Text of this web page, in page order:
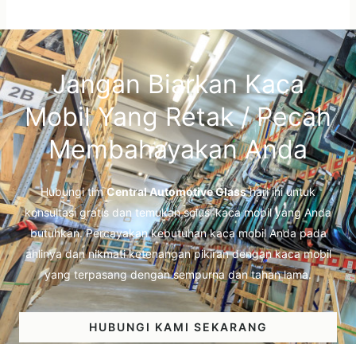
Jangan Biarkan Kaca
Mobil Yang Retak / Pecah
Membahayakan Anda
Hubungi timCentral Automotive Glasshari ini untuk
konsultasi gratis dan temukan solusi kaca mobil yang Anda
butuhkan. Percayakan kebutuhan kaca mobil Anda pada
ahlinya dan nikmati ketenangan pikiran dengan kaca mobil
yang terpasang dengan sempurna dan tahan lama.
HUBUNGI KAMI SEKARANG